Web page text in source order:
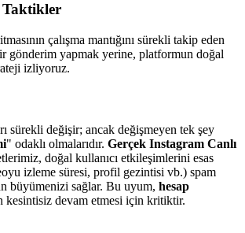
Taktikler
çalışma mantığını sürekli takip eden
gönderim yapmak yerine, platformun doğal
izliyoruz.
sürekli değişir; ancak değişmeyen tek şey
" odaklı olmalarıdır. Gerçek Instagram Canlı
doğal kullanıcı etkileşimlerini esas
izleme süresi, profil gezintisi vb.) spam
büyümenizi sağlar. Bu uyum, hesap
kesintisiz devam etmesi için kritiktir.